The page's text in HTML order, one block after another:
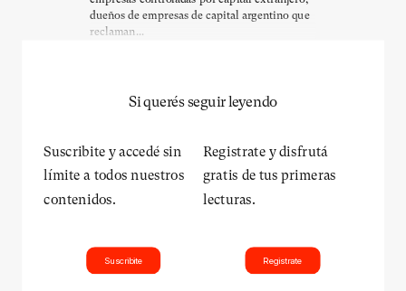
dueños de empresas de capital argentino que
reclaman...
Si querés seguir leyendo
Suscribite y accedé sin
límite a todos nuestros
contenidos.
Suscribite
Registrate y disfrutá
gratis de tus primeras
lecturas.
Registrate